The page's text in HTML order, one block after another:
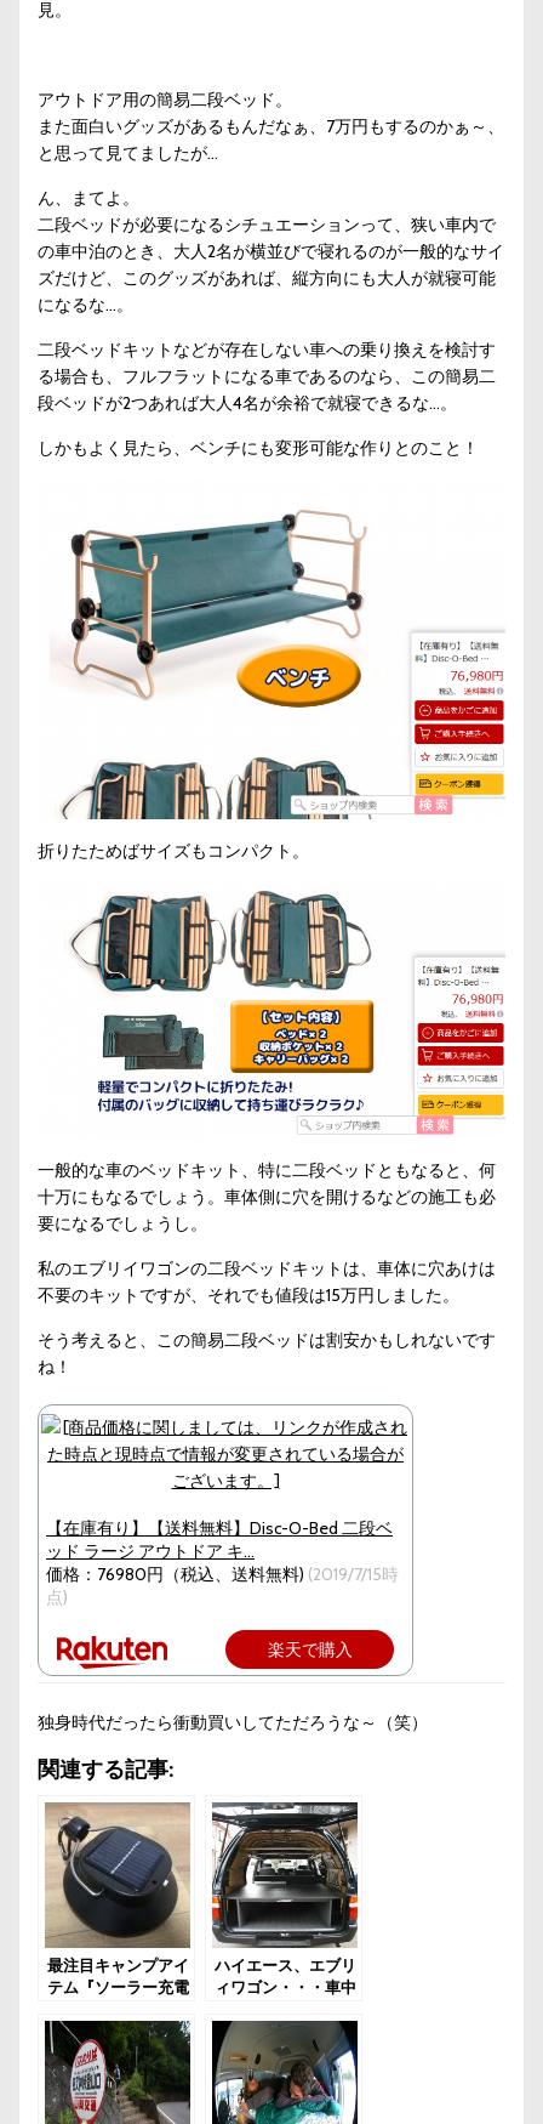
見。
アウトドア用の簡易二段ベッド。
また面白いグッズがあるもんだなぁ、7万円もするのかぁ～、
と思って見てましたが…
ん、まてよ。
二段ベッドが必要になるシチュエーションって、狭い車内で
の車中泊のとき、大人2名が横並びで寝れるのが一般的なサイ
ズだけど、このグッズがあれば、縦方向にも大人が就寝可能
になるな…。
二段ベッドキットなどが存在しない車への乗り換えを検討す
る場合も、フルフラットになる車であるのなら、この簡易二
段ベッドが2つあれば大人4名が余裕で就寝できるな…。
しかもよく見たら、ベンチにも変形可能な作りとのこと！
折りたためばサイズもコンパクト。
一般的な車のベッドキット、特に二段ベッドともなると、何
十万にもなるでしょう。車体側に穴を開けるなどの施工も必
要になるでしょうし。
私のエブリイワゴンの二段ベッドキットは、車体に穴あけは
不要のキットですが、それでも値段は15万円しました。
そう考えると、この簡易二段ベッドは割安かもしれないです
ね！
【在庫有り】【送料無料】Disc-O-Bed 二段ベ
ッド ラージ アウトドア キ…
価格：76980円（税込、送料無料) (2019/7/15時
点)
楽天で購入
独身時代だったら衝動買いしてただろうな～（笑）
関連する記事:
最注目キャンプアイ
テム『ソーラー充電
ハイエース、エブリ
ィワゴン・・・車中